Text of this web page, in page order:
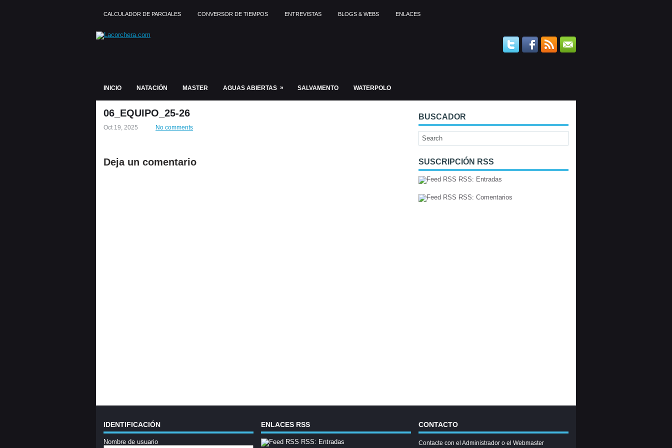
CALCULADOR DE PARCIALES CONVERSOR DE TIEMPOS ENTREVISTAS BLOGS & WEBS ENLACES
INICIO NATACIÓN MASTER AGUAS ABIERTAS » SALVAMENTO WATERPOLO
06_EQUIPO_25-26
Oct 19, 2025 No comments
Deja un comentario
BUSCADOR
SUSCRIPCIÓN RSS
RSS: Entradas
RSS: Comentarios
IDENTIFICACIÓN
Nombre de usuario
ENLACES RSS
RSS: Entradas
CONTACTO
Contacte con el Administrador o el Webmaster